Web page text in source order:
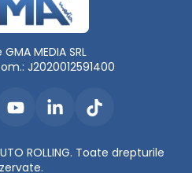
MEDIA SRL
J2020012591400
ROLLING. Toate drepturile